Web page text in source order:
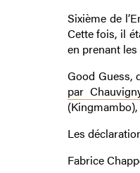
Sixième de
Cette fois, il
en prenant
Good Guess,
par
Les
Fabrice